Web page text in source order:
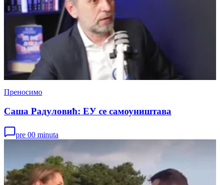
Преносимо
Саша Радуловић: ЕУ се самоуништава
pre 00 minuta